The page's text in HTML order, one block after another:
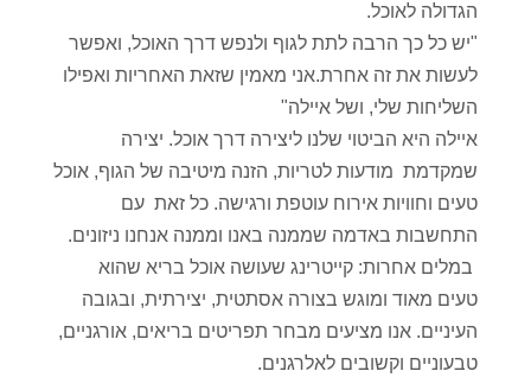
הגדולה לאוכל.
"יש כל כך הרבה לתת לגוף ולנפש דרך האוכל, ואפשר
לעשות את זה אחרת.אני מאמין שזאת האחריות ואפילו
השליחות שלי, ושל איילה"
איילה היא הביטוי שלנו ליצירה דרך אוכל. יצירה
שמקדמת מודעות לטריות, הזנה מיטיבה של הגוף, אוכל
טעים וחוויות אירוח עוטפת ורגישה. כל זאת עם
התחשבות באדמה שממנה באנו וממנה אנחנו ניזונים.
במלים אחרות: קייטרינג שעושה אוכל בריא שהוא
טעים מאוד ומוגש בצורה אסתטית, יצירתית, ובגובה
העיניים. אנו מציעים מבחר תפריטים בריאים, אורגניים,
טבעוניים וקשובים לאלרגנים.